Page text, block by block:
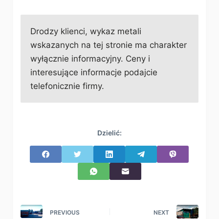
Drodzy klienci, wykaz metali
wskazanych na tej stronie ma charakter
wyłącznie informacyjny. Ceny i
interesujące informacje podajcie
telefonicznie firmy.
Dzielić:
PREVIOUS NEXT